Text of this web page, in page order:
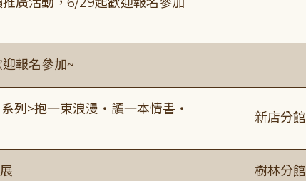
迎報名參加~
列>抱一束浪漫・讀一本情書・
新店分館
樹林分館